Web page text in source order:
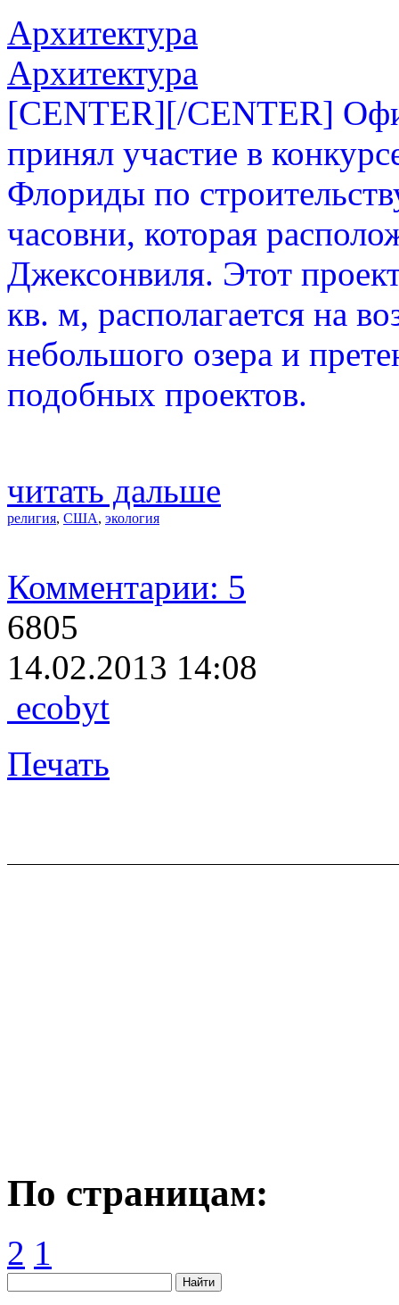
Архитектура
Архитектура
[CENTER][/CENTER]
принял участие в
Флориды по
часовни, которая
Джексонвиля. Этот
кв. м, располагается на
небольшого озера и
подобных проектов.
читать дальше
религия, США, экология
Комментарии: 5
6805
14.02.2013 14:08
ecobyt
Печать
По страницам:
2 1